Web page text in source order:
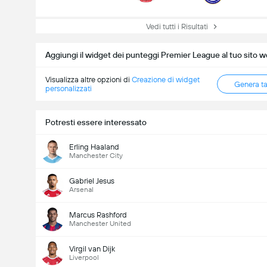
Vedi tutti i Risultati
Aggiungi il widget dei punteggi Premier League al tuo sito
Visualizza altre opzioni di Creazione di widget
personalizzati
Genera
Potresti essere interessato
Erling Haaland
Manchester City
Gabriel Jesus
Arsenal
Marcus Rashford
Manchester United
Virgil van Dijk
Liverpool